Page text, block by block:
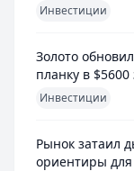
Инвестиции
Золото
планку в
Инвестиции
Рынок затаил
ориентиры